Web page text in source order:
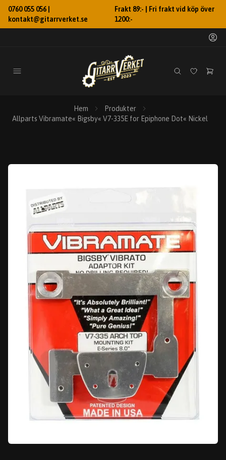
0760 055 056 |
kontakt@gitarrverket.se
Frakt 89:- | Fri frakt vid köp över
1200:-
Hem
Produkter
Allparts Vibramate« Bigsby« V7-335E for Epiphone Dot« Nickel